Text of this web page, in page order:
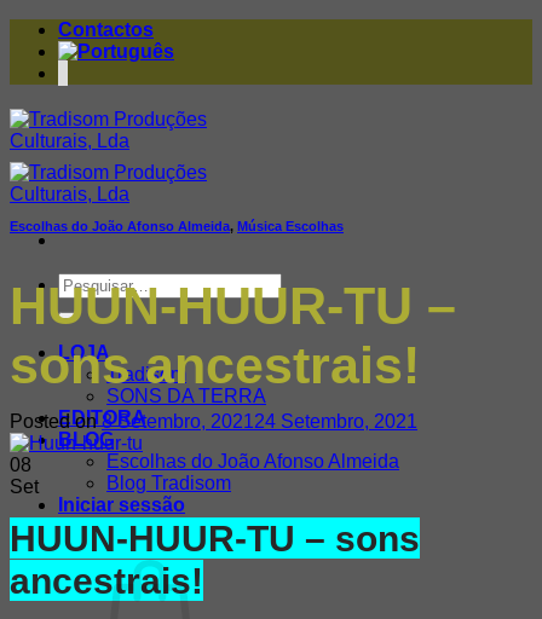
Skip
content
Contactos
Pesquisar
por:
LOJA
Tradisom
SONS DA TERRA
EDITORA
BLOG
Escolhas do João Afonso Almeida
Blog Tradisom
Iniciar sessão
Carrinho /0,00€ 0
Escolhas do João Afonso Almeida, Música Escolhas
HUUN-HUUR-TU –
sons ancestrais!
Posted on8 Setembro, 202124 Setembro, 2021
08
Set
HUUN-HUUR-TU – sons
ancestrais!